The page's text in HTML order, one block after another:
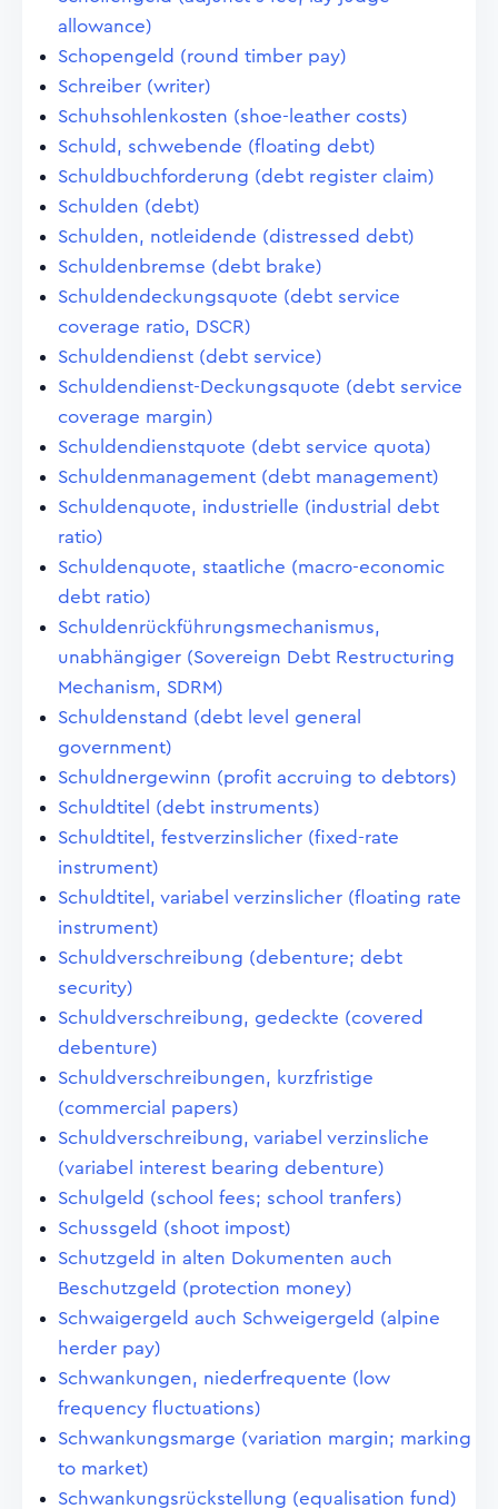
allowance)
Schopengeld (round timber pay)
Schreiber (writer)
Schuhsohlenkosten (shoe-leather costs)
Schuld, schwebende (floating debt)
Schuldbuchforderung (debt register claim)
Schulden (debt)
Schulden, notleidende (distressed debt)
Schuldenbremse (debt brake)
Schuldendeckungsquote (debt service
coverage ratio, DSCR)
Schuldendienst (debt service)
Schuldendienst-Deckungsquote (debt service
coverage margin)
Schuldendienstquote (debt service quota)
Schuldenmanagement (debt management)
Schuldenquote, industrielle (industrial debt
ratio)
Schuldenquote, staatliche (macro-economic
debt ratio)
Schuldenrückführungsmechanismus,
unabhängiger (Sovereign Debt Restructuring
Mechanism, SDRM)
Schuldenstand (debt level general
government)
Schuldnergewinn (profit accruing to debtors)
Schuldtitel (debt instruments)
Schuldtitel, festverzinslicher (fixed-rate
instrument)
Schuldtitel, variabel verzinslicher (floating rate
instrument)
Schuldverschreibung (debenture; debt
security)
Schuldverschreibung, gedeckte (covered
debenture)
Schuldverschreibungen, kurzfristige
(commercial papers)
Schuldverschreibung, variabel verzinsliche
(variabel interest bearing debenture)
Schulgeld (school fees; school tranfers)
Schussgeld (shoot impost)
Schutzgeld in alten Dokumenten auch
Beschutzgeld (protection money)
Schwaigergeld auch Schweigergeld (alpine
herder pay)
Schwankungen, niederfrequente (low
frequency fluctuations)
Schwankungsmarge (variation margin; marking
to market)
Schwankungsrückstellung (equalisation fund)